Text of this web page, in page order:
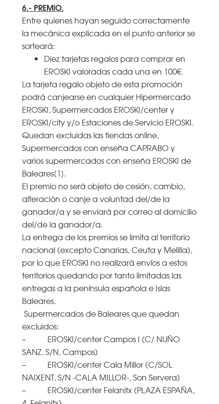
6.- PREMIO.
Entre quienes hayan seguido correctamente
la mecánica explicada en el punto anterior se
sorteará:
Diez tarjetas regalos para comprar en
EROSKI valoradas cada una en 100€.
La tarjeta regalo objeto de esta promoción
podrá canjearse en cualquier Hipermercado
EROSKI, Supermercados EROSKI/center y
EROSKI/city y/o Estaciones de Servicio EROSKI.
Quedan excluidas las tiendas online,
Supermercados con enseña CAPRABO y
varios supermercados con enseña EROSKI de
Baleares[1].
El premio no será objeto de cesión, cambio,
alteración o canje a voluntad del/de la
ganador/a y se enviará por correo al domicilio
del/de la ganador/a.
La entrega de los premios se limita al territorio
nacional (excepto Canarias, Ceuta y Melilla),
por lo que EROSKI no realizará envíos a estos
territorios quedando por tanto limitadas las
entregas a la península española e Islas
Baleares.
Supermercados de Baleares que quedan
excluidos:
– EROSKI/center Campos I (C/ NUÑO
SANZ, S/N, Campos)
– EROSKI/center Cala Millor (C/SOL
NAIXENT, S/N -CALA MILLOR-, Son Servera)
– EROSKI/center Felanitx (PLAZA ESPAÑA,